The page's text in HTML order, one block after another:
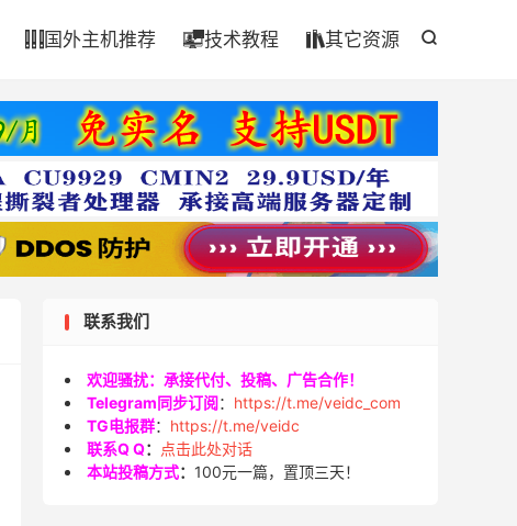

 国外主机推荐 技术教程 其它资源
联系我们
欢迎骚扰：承接代付、投稿、广告合作！
Telegram同步订阅： https://t.me/veidc_com
TG电报群： https://t.me/veidc
联系Q Q：
点击此处对话
本站投稿方式： 100元一篇，置顶三天！